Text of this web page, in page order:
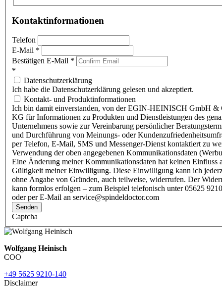
Kontaktinformationen
Telefon
E-Mail *
Bestätigen E-Mail *
*
Datenschutzerklärung
Ich habe die Datenschutzerklärung gelesen und akzeptiert.
Kontakt- und Produktinformationen
Ich bin damit einverstanden, von der EGIN-HEINISCH GmbH &
KG für Informationen zu Produkten und Dienstleistungen des
Unternehmens sowie zur Vereinbarung persönlicher
und Durchführung von Meinungs- oder
per Telefon, E-Mail, SMS und Messenger-Dienst kontaktiert zu
Verwendung der oben angegebenen Kommunikationsdaten
Eine Änderung meiner Kommunikationsdaten hat keinen Einfluss
Gültigkeit meiner Einwilligung. Diese Einwilligung kann ich
ohne Angabe von Gründen, auch teilweise, widerrufen. Der
kann formlos erfolgen – zum Beispiel telefonisch unter 05625
oder per E-Mail an service@spindeldoctor.com
Senden
Captcha
Wolfgang Heinisch
COO
+49 5625 9210-140
Disclaimer